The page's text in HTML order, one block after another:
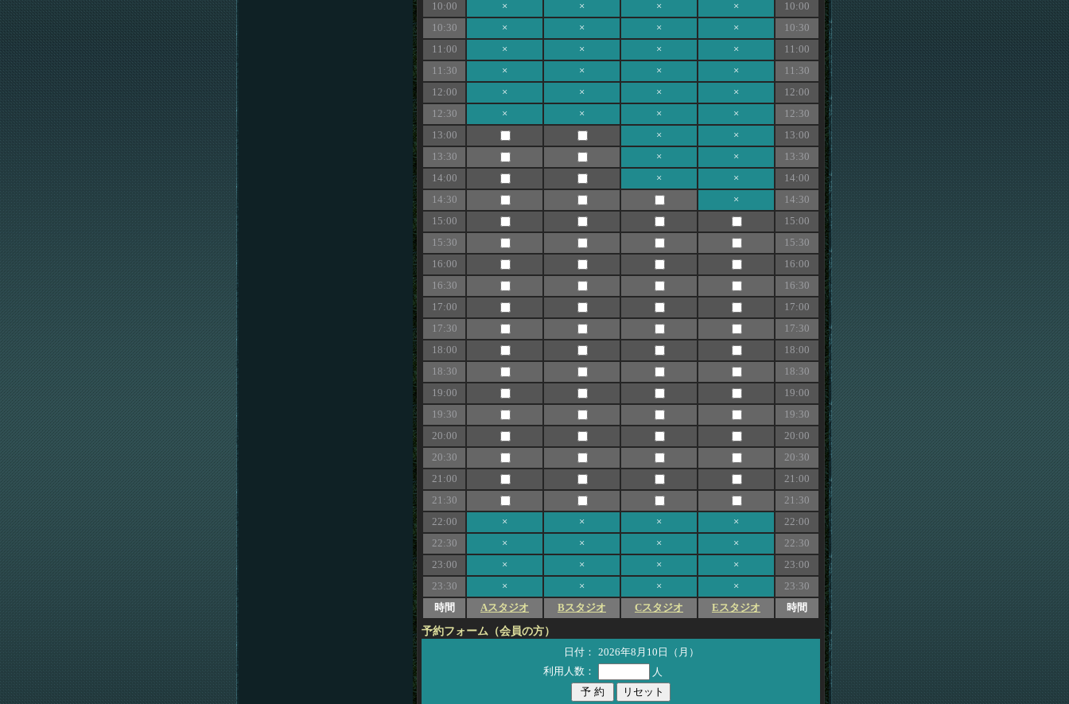
10:00 × × × ×
10:00
10:30
× × × ×
10:30
11:00
× × × ×
11:00
11:30
× × × ×
11:30
12:00
× × × ×
12:00
12:30
× × × ×
12:30
13:00
× ×
13:00
13:30
× ×
13:30
14:00
× ×
14:00
14:30
×
14:30
15:00
15:00
15:30
15:30
16:00
16:00
16:30
16:30
17:00
17:00
17:30
17:30
18:00
18:00
18:30
18:30
19:00
19:00
19:30
19:30
20:00
20:00
20:30
20:30
21:00
21:00
21:30
21:30
22:00
× × × ×
22:00
22:30
× × × ×
22:30
23:00
× × × ×
23:00
23:30
× × × ×
23:30
時間
Aスタジオ Bスタジオ Cスタジオ Eスタジオ 時間
予約フォーム（会員の方）
日付：
2026年8月10日（月）
利用人数：
人